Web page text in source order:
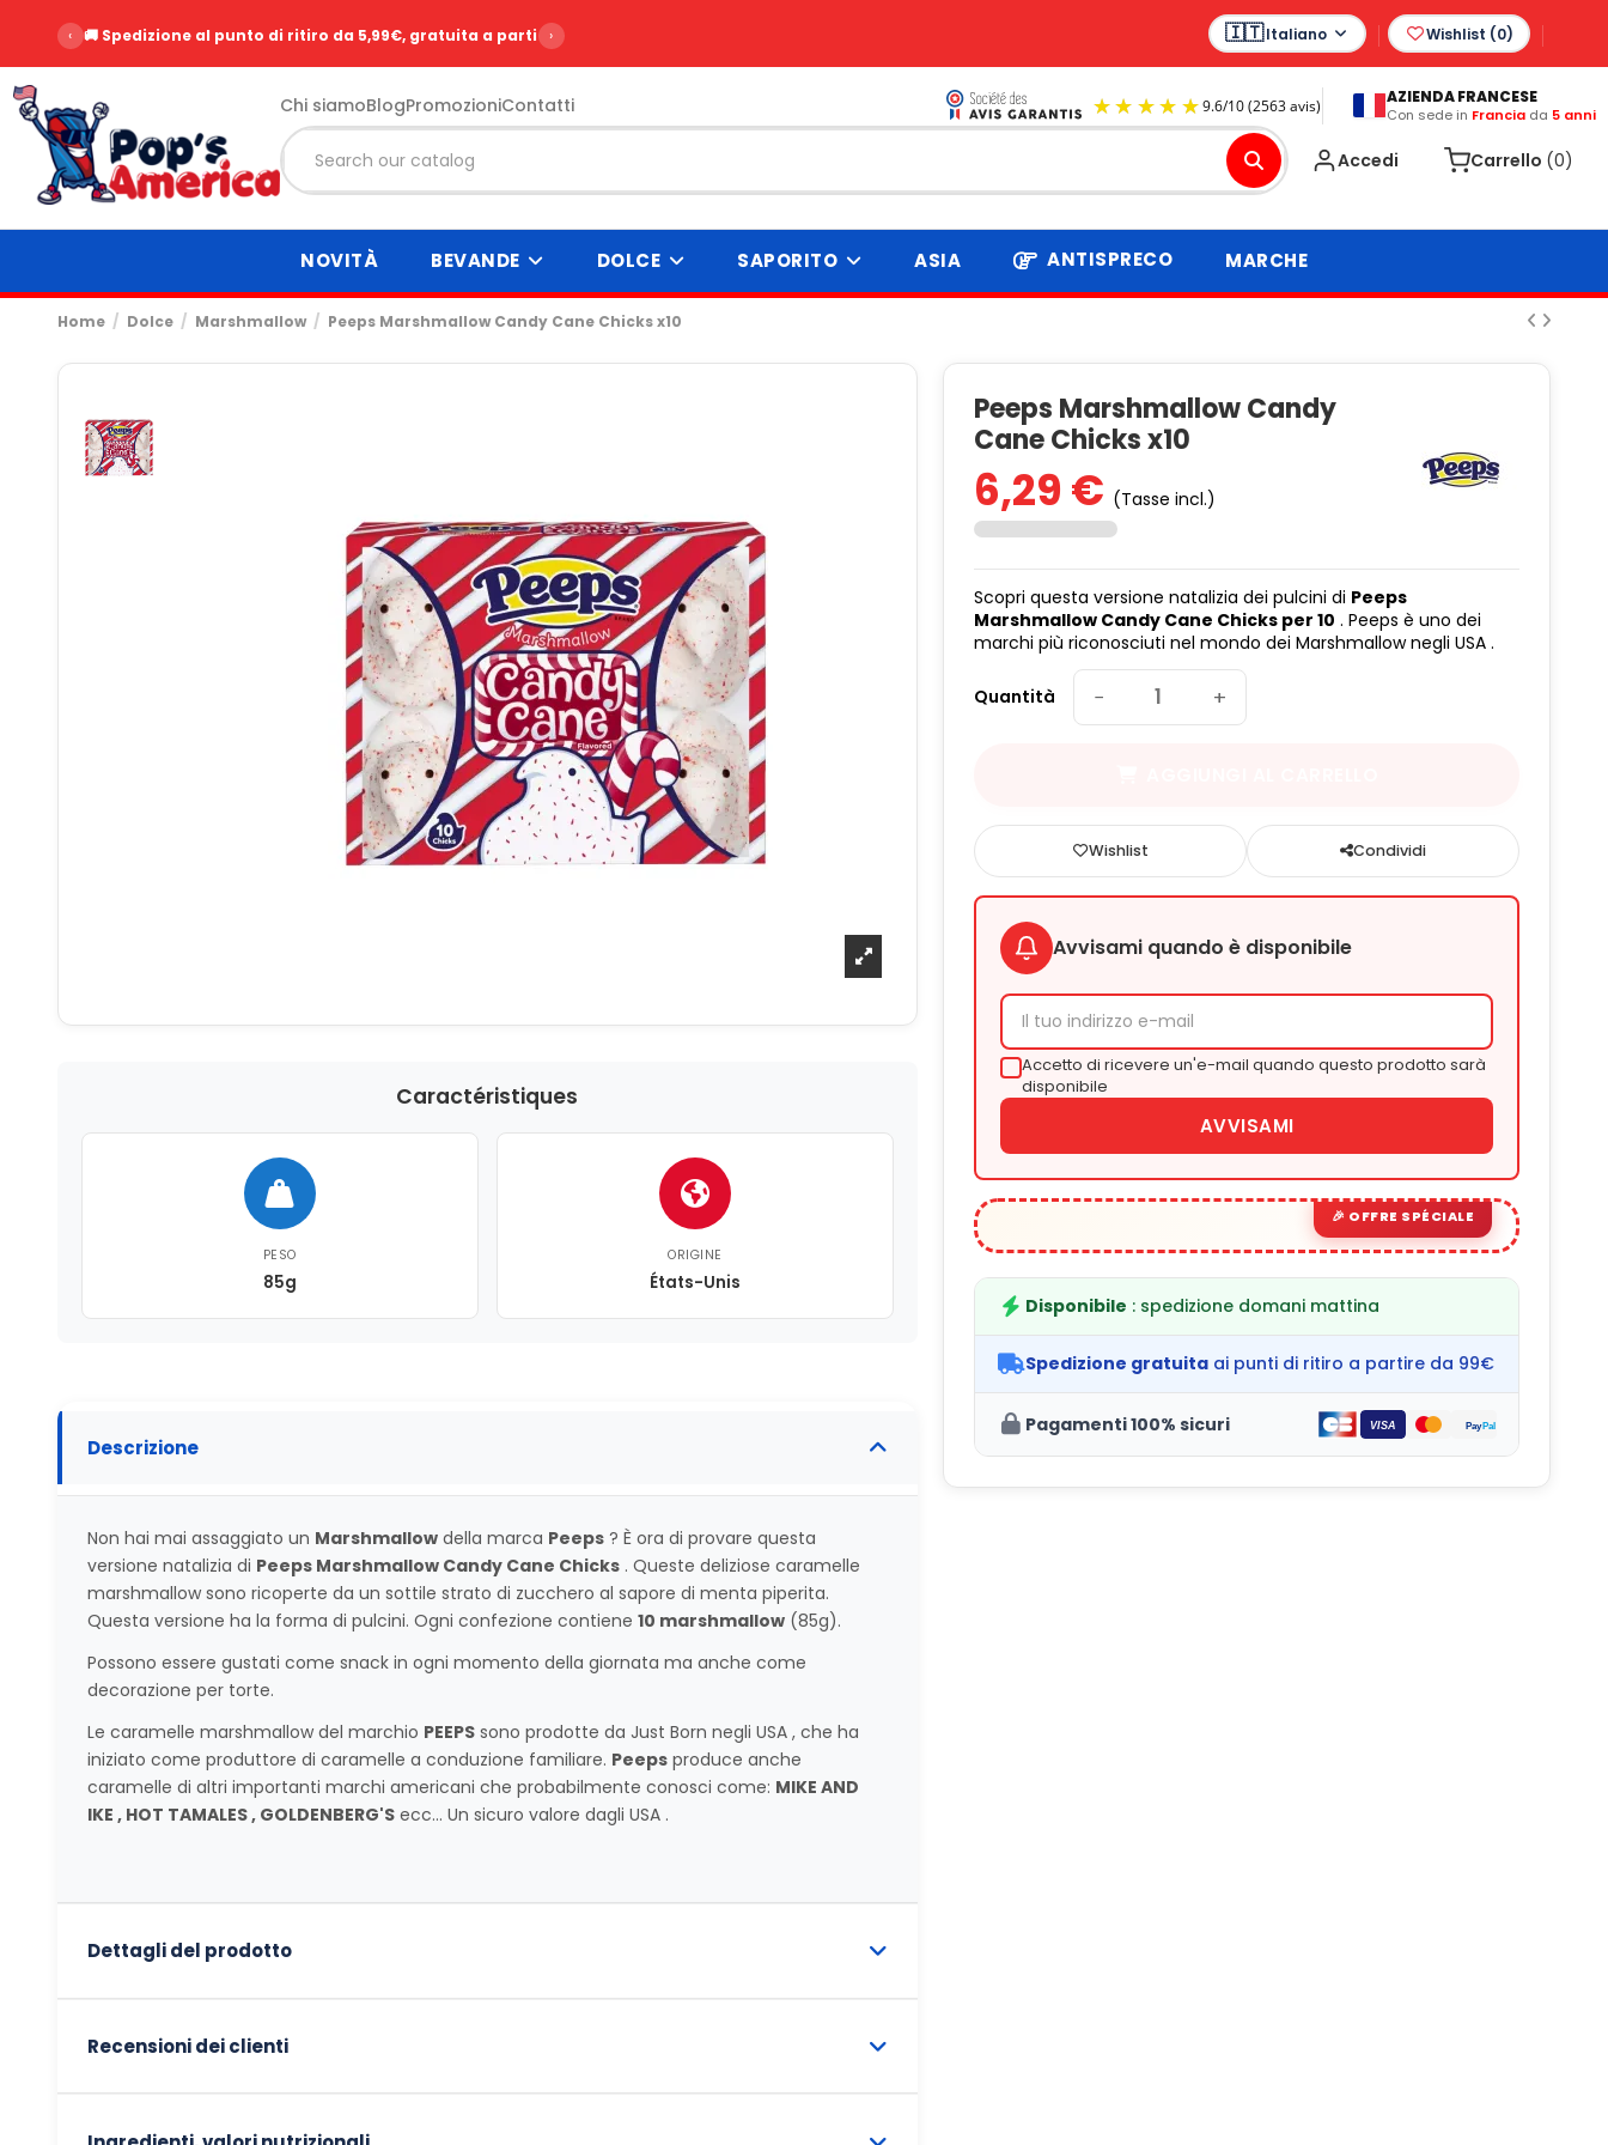
‹ 🚚 Spedizione al punto di ritiro da 5,99€, gratuita a partire da 99€
› Italiano Wishlist (0)
Chi siamoBlogPromozioniContatti
9.6/10 (2563 avis)
AZIENDA FRANCESE
Con sede in Franciada 5 anni
Accedi Carrello (0)
NOVITÀ BEVANDE DOLCE SAPORITO ASIA ANTISPRECO MARCHE
Home Dolce Marshmallow Peeps Marshmallow Candy Cane Chicks x10
Caractéristiques
PESO
85g
ORIGINE
États-Unis
Descrizione
Non hai mai assaggiato un Marshmallowdella marca Peeps? È ora di provare questa
versione natalizia di Peeps Marshmallow Candy Cane Chicks. Queste deliziose caramelle
marshmallow sono ricoperte da un sottile strato di zucchero al sapore di menta piperita.
Questa versione ha la forma di pulcini. Ogni confezione contiene 10 marshmallow(85g).
Possono essere gustati come snack in ogni momento della giornata ma anche come
decorazione per torte.
Le caramelle marshmallow del marchio PEEPSsono prodotte da Just Born negli USA , che ha
iniziato come produttore di caramelle a conduzione familiare. Peepsproduce anche
caramelle di altri importanti marchi americani che probabilmente conosci come: MIKE AND
IKE , HOT TAMALES , GOLDENBERG'Secc... Un sicuro valore dagli USA .
Dettagli del prodotto
Recensioni dei clienti
Peeps Marshmallow Candy
Cane Chicks x10
6,29 € (Tasse incl.)
Scopri questa versione natalizia dei pulcini di Peeps
Marshmallow Candy Cane Chicks per 10 . Peeps è uno dei
marchi più riconosciuti nel mondo dei Marshmallow negli USA .
Quantità − +
Wishlist Condividi
Avvisami quando è disponibile
Accetto di ricevere un'e-mail quando questo prodotto sarà
disponibile
AVVISAMI
Disponibile : spedizione domani mattina
Spedizione gratuita ai punti di ritiro a partire da 99€
Pagamenti 100% sicuri